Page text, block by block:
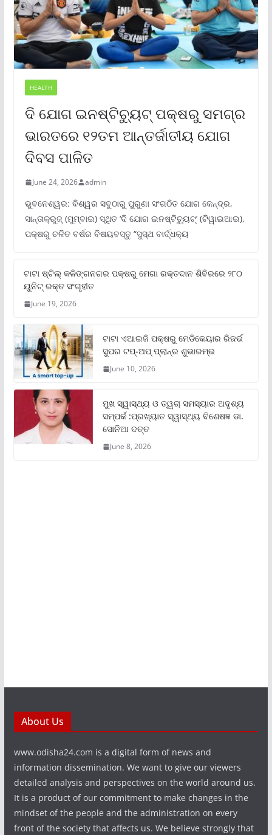
HEALTH
ଦି ଯୋଗ ଇନଷ୍ଟିଚ୍ୟୁଟ୍ ପକ୍ଷରୁ ସମଗ୍ର
ଭାରତରେ ୧୨ତମ ଆନ୍ତର୍ଜାତୀୟ ଯୋଗ
ଦିବସ ପାଳିତ
June 24, 2026 admin
ଭୁବନେଶ୍ୱର: ବିଶ୍ୱର ସବୁଠାରୁ ପୁରୁଣା ସଂଗଠିତ ଯୋଗ କେନ୍ଦ୍ର,
ସାନ୍ତାକ୍ରୁଜ୍ (ମୁମ୍ବାଇ) ସ୍ଥିତ ‘ଦି ଯୋଗ ଇନଷ୍ଟିଚ୍ୟୁଟ୍‌’ (ଟିୱାଇଆଇ),
ପକ୍ଷରୁ ଚଳିତ ବର୍ଷର ବିଷୟବସ୍ତୁ “ସୁସ୍ଥ ବାର୍ଦ୍ଧକ୍ୟ
ଟାଟା ଷ୍ଟିଲ୍‌ କଳିଙ୍ଗନଗର ପକ୍ଷରୁ ମେଗା ରକ୍ତଦାନ ଶିବିରରେ ୨୮୦
ୟୁନିଟ୍‌ ରକ୍ତ ସଂଗୃହୀତ
June 19, 2026
ଟାଟା ଏଆଇଜି ପକ୍ଷରୁ ମେଡିକେୟାର ରିଜର୍ଭ
ସୁପର ଟପ୍‌-ଅପ୍ ପ୍ଲାନ୍‌ର ଶୁଭାରମ୍ଭ
June 10, 2026
ମୁଖ ସ୍ୱାସ୍ଥ୍ୟ ଓ ତ୍ୱଚା ସମସ୍ୟାର ଅଦୃଶ୍ୟ
ସମ୍ପର୍କ :ପ୍ରଖ୍ୟାତ ସ୍ୱାସ୍ଥ୍ୟ ବିଶେଷଜ୍ଞ ଡା.
ସୋନିଆ ଦତ୍ତ
June 8, 2026
About Us
www.odisha24.com is a digital form of news and
information dissemination. We want to give our viewers
detailed analysis and perspectives on the world around us.
It is a product of our commitment to make changes in the
mindset of the people and the administration on every
front of the society that affects us. We believe strongly that